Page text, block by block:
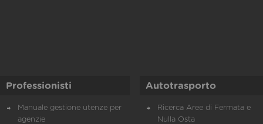
Professionisti
Manuale gestione utenze per
agenzie
Autotrasporto
Ricerca Aree di Fermata e
Nulla Osta